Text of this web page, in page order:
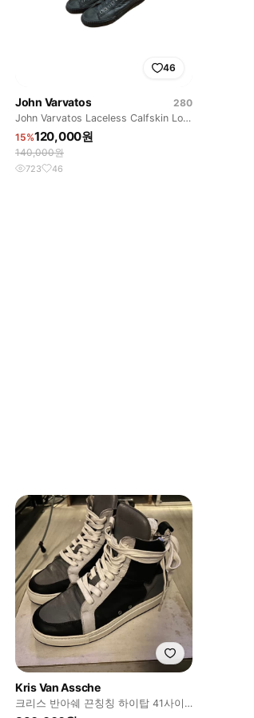
46
John Varvatos
280
John Varvatos Laceless Calfskin Low
Top
15%120,000원
140,000원
723 46
Kris Van Assche
크리스 반아쉐 끈칭칭 하이탑 41사이